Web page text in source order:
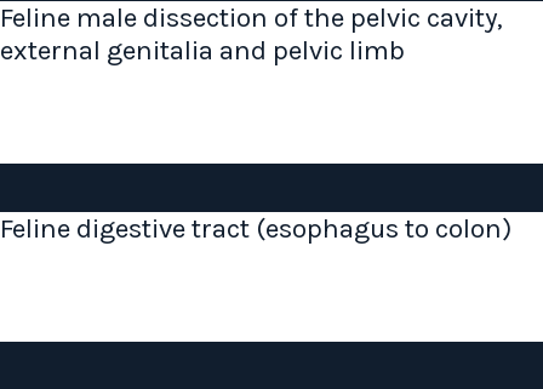
Feline male dissection of the pelvic cavity,
external genitalia and pelvic limb
Feline digestive tract (esophagus to colon)